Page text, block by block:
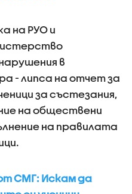
на РУО и
в
- липса на отчет за
за състезания,
на обществени
на правилата
СМГ: Искам да